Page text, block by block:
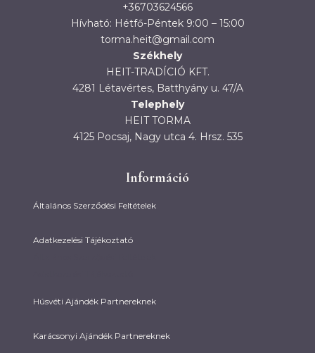
+36703624566
Hívható: Hétfő-Péntek 9:00 – 15:00
torma.heit@gmail.com
Székhely
HEIT-TRADÍCIÓ KFT.
4281 Létavértes, Batthyány u. 47/A
Telephely
HEIT TORMA
4125 Pocsaj, Nagy utca 4. Hrsz. 535
Információ
Általános Szerződési Feltételek
Adatkezelési Tájékoztató
Húsvéti Ajándék Partnereknek
Karácsonyi Ajándék Partnereknek